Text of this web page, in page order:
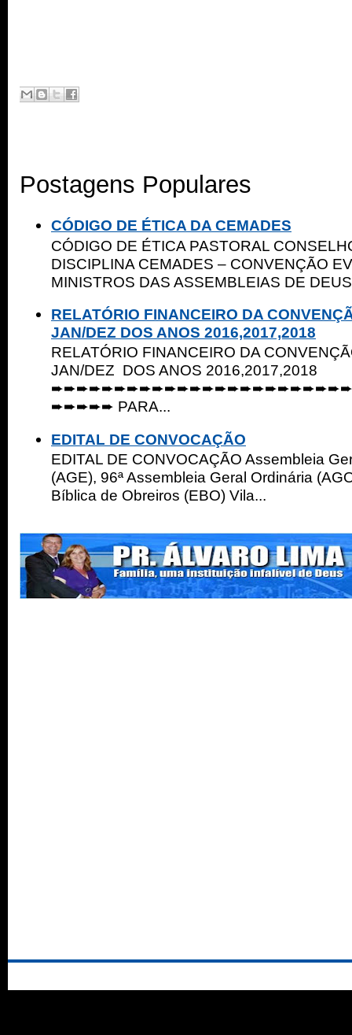
Postagens Populares
CÓDIGO DE ÉTICA DA CEMADES
CÓDIGO DE ÉTICA PASTORAL
DISCIPLINA CEMADES – CONVENÇÃO
MINISTROS DAS ASSEMBLEIAS DE
RELATÓRIO FINANCEIRO DA
JAN/DEZ DOS ANOS 2016,2017,2018
RELATÓRIO FINANCEIRO DA
JAN/DEZ DOS ANOS 2016,2017,2018
➨➨➨➨➨ PARA...
EDITAL DE CONVOCAÇÃO
EDITAL DE CONVOCAÇÃO Assembleia
(AGE), 96ª Assembleia Geral Ordinária
Bíblica de Obreiros (EBO) Vila...